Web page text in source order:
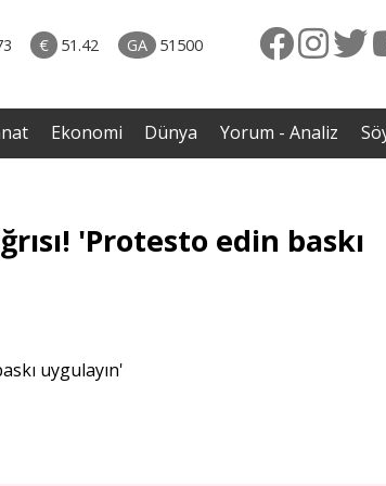
€ 51.42 GA 51500
Ekonomi Dünya Yorum - Analiz
'Protesto edin baskı